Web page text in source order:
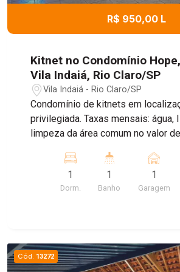
R$ 950,00 L
Kitnet no Condomínio
Vila Indaiá, Rio Claro/SP
Vila Indaiá - Rio Claro/SP
Condomínio de kitnets em
privilegiada. Taxas mensais: água,
limpeza da área comum no valor
equipada com duas máquinas de
Agende sua visita!
1
Dorm.
1
Banho
1
Garagem
Cód. 13272